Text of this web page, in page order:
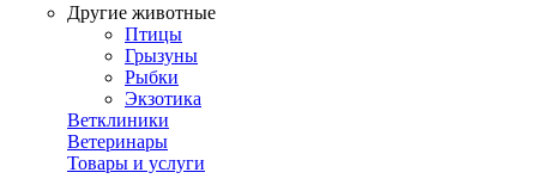
Другие животные
Птицы
Грызуны
Рыбки
Экзотика
Ветклиники
Ветеринары
Товары и услуги